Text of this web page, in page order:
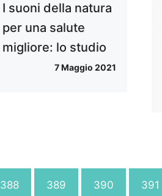
I suoni della natura
per una salute
migliore: lo studio
7 Maggio 2021
388 389 390 391